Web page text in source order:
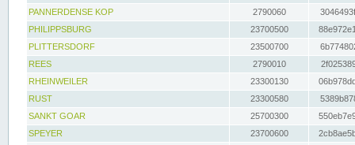
PANNERDENSE KOP
2790060
PHILIPPSBURG
23700500
PLITTERSDORF
23500700
REES
2790010
RHEINWEILER
23300130
RUST
23300580
SANKT GOAR
25700300
SPEYER
23700600